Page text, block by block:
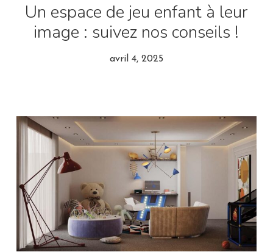
Un espace de jeu enfant à leur
image : suivez nos conseils !
avril 4, 2025